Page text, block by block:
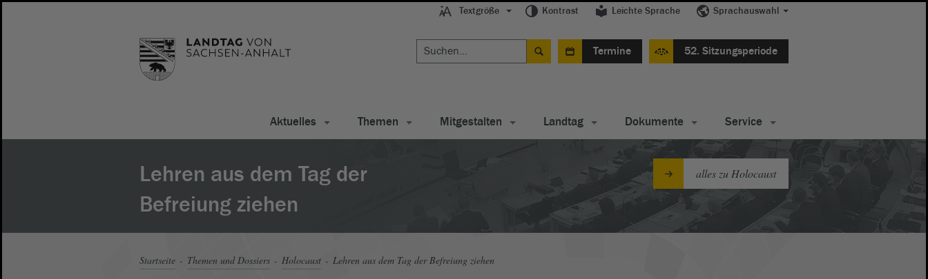
Textgröße Kontrast Leichte Sprache Sprachauswahl
Termine 52. Sitzungsperiode
Aktuelles Themen Mitgestalten Landtag Dokumente Service
Lehren aus dem Tag der
Befreiung ziehen
alles zu Holocaust
Startseite Themen und Dossiers Holocaust Lehren aus dem Tag der Befreiung ziehen